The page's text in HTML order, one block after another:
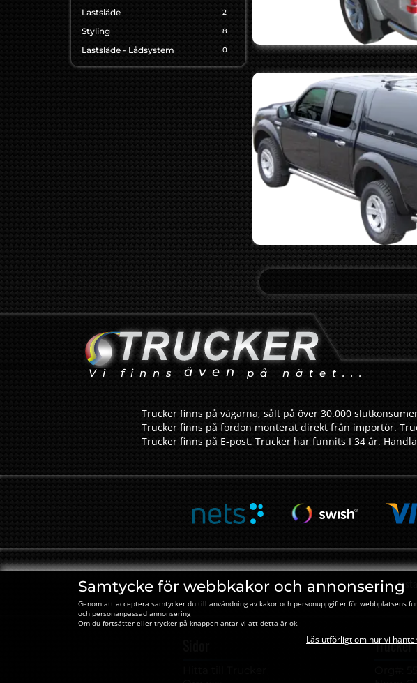
Samtycke för webbkakor och annonsering
Genom att acceptera samtycker du till användning av kakor och personuppgifter för webbplatsens
och personanpassad annonsering
Om du fortsätter eller trycker på knappen antar vi att detta är ok.
Läs utförligt om hur vi
Lastsläde 2
Styling 8
Lastsläde - Lådsystem 0
Vi finns även på nätet...
Trucker finns på vägarna, sålt på över 30.000
Trucker finns på fordon monterat direkt från importör.
Trucker finns på E-post. Trucker har funnits I 34 år.